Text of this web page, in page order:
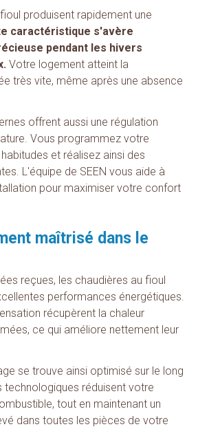
produisent rapidement une
caractéristique s'avère
pendant les hivers
Votre logement atteint la
très vite, même après une absence
offrent aussi une régulation
Vous programmez votre
et réalisez ainsi des
L'équipe de SEEN vous aide à
pour maximiser votre confort
maîtrisé dans le
reçues, les chaudières au fioul
performances énergétiques.
récupèrent la chaleur
ce qui améliore nettement leur
se trouve ainsi optimisé sur le long
technologiques réduisent votre
tout en maintenant un
dans toutes les pièces de votre